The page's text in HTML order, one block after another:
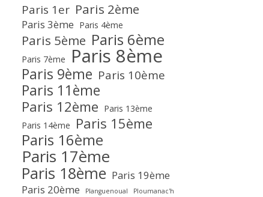
Paris 1er Paris 2ème
Paris 3ème Paris 4ème
Paris 5ème Paris 6ème
Paris 7ème Paris 8ème
Paris 9ème Paris 10ème
Paris 11ème
Paris 12ème Paris 13ème
Paris 14ème
Paris 15ème
Paris 16ème
Paris 17ème
Paris 18ème Paris 19ème
Paris 20ème
Planguenoual
Ploumanac'h